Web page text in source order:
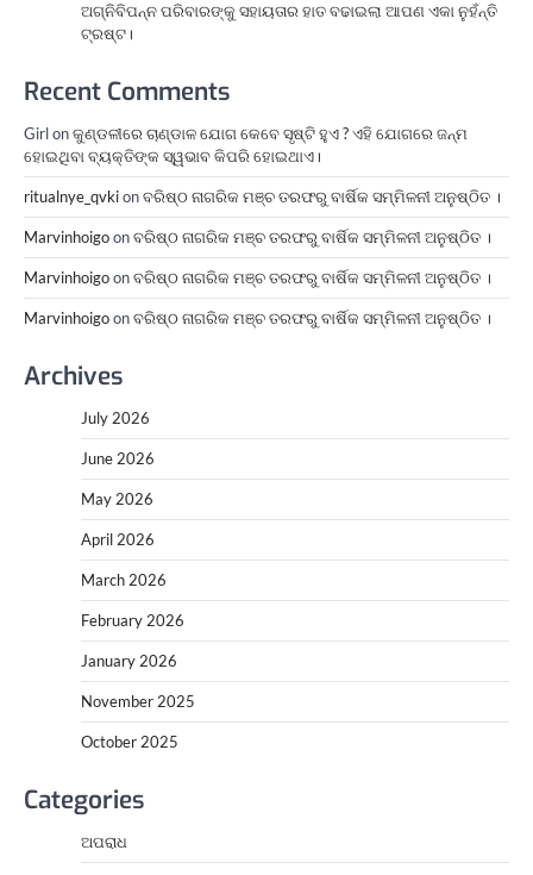
ଅଗ୍ନିବିପନ୍ନ ପରିବାରଙ୍କୁ ସହାୟତାର ହାତ ବଢାଇଲା ଆପଣ ଏକା ନୁହଁନ୍ତି
ଟ୍ରଷ୍ଟ।
Recent Comments
Girlonକୁଣ୍ଡଳୀରେ ଚାଣ୍ଡାଳ ଯୋଗ କେବେ ସୃଷ୍ଟି ହୁଏ ? ଏହି ଯୋଗରେ ଜନ୍ମ
ହୋଇଥିବା ବ୍ୟକ୍ତିଙ୍କ ସ୍ୱଭାବ କିପରି ହୋଇଥାଏ।
ritualnye_qvkionବରିଷ୍ଠ ନାଗରିକ ମଞ୍ଚ ତରଫରୁ ବାର୍ଷିକ ସମ୍ମିଳନୀ ଅନୁଷ୍ଠିତ ।
Marvinhoigoonବରିଷ୍ଠ ନାଗରିକ ମଞ୍ଚ ତରଫରୁ ବାର୍ଷିକ ସମ୍ମିଳନୀ ଅନୁଷ୍ଠିତ ।
Marvinhoigoonବରିଷ୍ଠ ନାଗରିକ ମଞ୍ଚ ତରଫରୁ ବାର୍ଷିକ ସମ୍ମିଳନୀ ଅନୁଷ୍ଠିତ ।
Marvinhoigoonବରିଷ୍ଠ ନାଗରିକ ମଞ୍ଚ ତରଫରୁ ବାର୍ଷିକ ସମ୍ମିଳନୀ ଅନୁଷ୍ଠିତ ।
Archives
July 2026
June 2026
May 2026
April 2026
March 2026
February 2026
January 2026
November 2025
October 2025
Categories
ଅପରାଧ